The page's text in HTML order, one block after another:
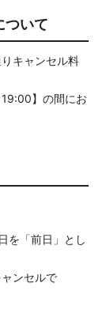
ついて
キャンセル料
】の間にお
を「前日」とし
ンセルで